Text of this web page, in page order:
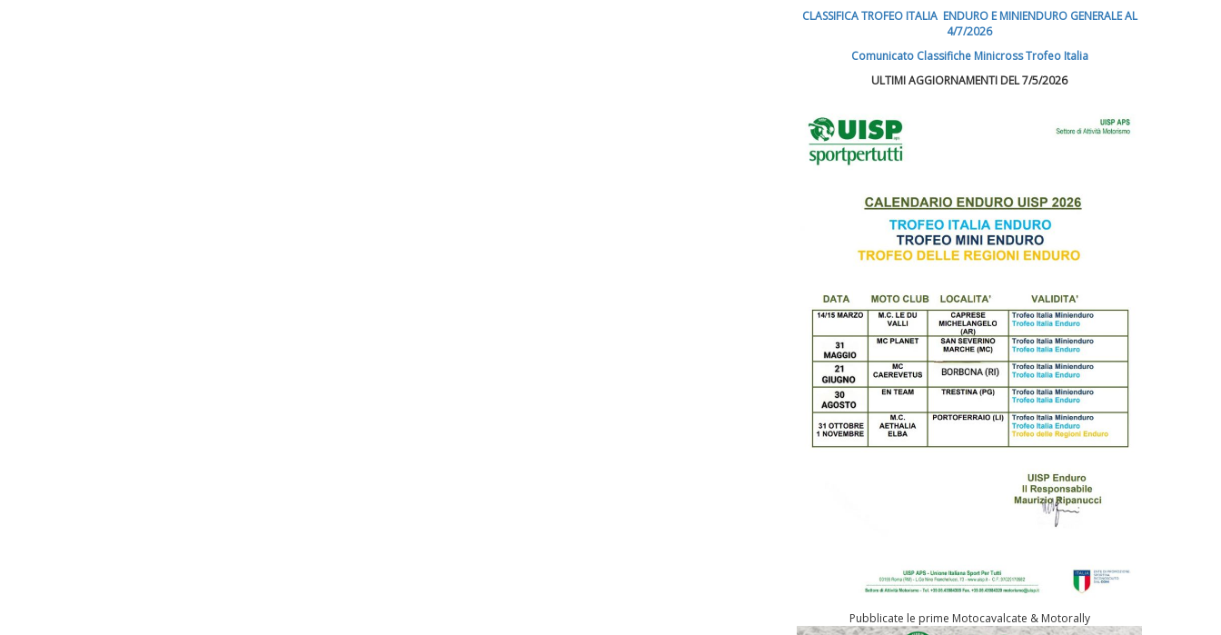
Tiziano Pesce nel Cda di
Fondazione Terzjus: prima riunione
CLASSIFICA TROFEO ITALIA ENDURO E MINIENDURO GENERALE AL
4/7/2026
Comunicato Classifiche Minicross Trofeo Italia
ULTIMI AGGIORNAMENTI DEL 7/5/2026
Pubblicate le prime Motocavalcate & Motorally